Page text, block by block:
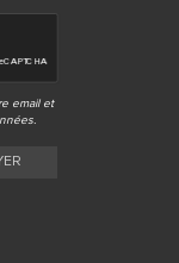
email et
.